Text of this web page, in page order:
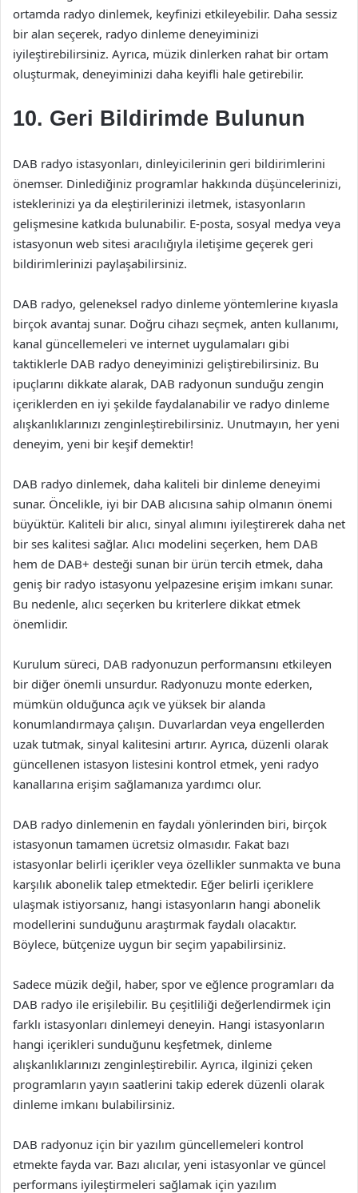
ortamda radyo dinlemek, keyfinizi etkileyebilir. Daha sessiz
bir alan seçerek, radyo dinleme deneyiminizi
iyileştirebilirsiniz. Ayrıca, müzik dinlerken rahat bir ortam
oluşturmak, deneyiminizi daha keyifli hale getirebilir.
10. Geri Bildirimde Bulunun
DAB radyo istasyonları, dinleyicilerinin geri bildirimlerini
önemser. Dinlediğiniz programlar hakkında düşüncelerinizi,
isteklerinizi ya da eleştirilerinizi iletmek, istasyonların
gelişmesine katkıda bulunabilir. E-posta, sosyal medya veya
istasyonun web sitesi aracılığıyla iletişime geçerek geri
bildirimlerinizi paylaşabilirsiniz.
DAB radyo, geleneksel radyo dinleme yöntemlerine kıyasla
birçok avantaj sunar. Doğru cihazı seçmek, anten kullanımı,
kanal güncellemeleri ve internet uygulamaları gibi
taktiklerle DAB radyo deneyiminizi geliştirebilirsiniz. Bu
ipuçlarını dikkate alarak, DAB radyonun sunduğu zengin
içeriklerden en iyi şekilde faydalanabilir ve radyo dinleme
alışkanlıklarınızı zenginleştirebilirsiniz. Unutmayın, her yeni
deneyim, yeni bir keşif demektir!
DAB radyo dinlemek, daha kaliteli bir dinleme deneyimi
sunar. Öncelikle, iyi bir DAB alıcısına sahip olmanın önemi
büyüktür. Kaliteli bir alıcı, sinyal alımını iyileştirerek daha net
bir ses kalitesi sağlar. Alıcı modelini seçerken, hem DAB
hem de DAB+ desteği sunan bir ürün tercih etmek, daha
geniş bir radyo istasyonu yelpazesine erişim imkanı sunar.
Bu nedenle, alıcı seçerken bu kriterlere dikkat etmek
önemlidir.
Kurulum süreci, DAB radyonuzun performansını etkileyen
bir diğer önemli unsurdur. Radyonuzu monte ederken,
mümkün olduğunca açık ve yüksek bir alanda
konumlandırmaya çalışın. Duvarlardan veya engellerden
uzak tutmak, sinyal kalitesini artırır. Ayrıca, düzenli olarak
güncellenen istasyon listesini kontrol etmek, yeni radyo
kanallarına erişim sağlamanıza yardımcı olur.
DAB radyo dinlemenin en faydalı yönlerinden biri, birçok
istasyonun tamamen ücretsiz olmasıdır. Fakat bazı
istasyonlar belirli içerikler veya özellikler sunmakta ve buna
karşılık abonelik talep etmektedir. Eğer belirli içeriklere
ulaşmak istiyorsanız, hangi istasyonların hangi abonelik
modellerini sunduğunu araştırmak faydalı olacaktır.
Böylece, bütçenize uygun bir seçim yapabilirsiniz.
Sadece müzik değil, haber, spor ve eğlence programları da
DAB radyo ile erişilebilir. Bu çeşitliliği değerlendirmek için
farklı istasyonları dinlemeyi deneyin. Hangi istasyonların
hangi içerikleri sunduğunu keşfetmek, dinleme
alışkanlıklarınızı zenginleştirebilir. Ayrıca, ilginizi çeken
programların yayın saatlerini takip ederek düzenli olarak
dinleme imkanı bulabilirsiniz.
DAB radyonuz için bir yazılım güncellemeleri kontrol
etmekte fayda var. Bazı alıcılar, yeni istasyonlar ve güncel
performans iyileştirmeleri sağlamak için yazılım